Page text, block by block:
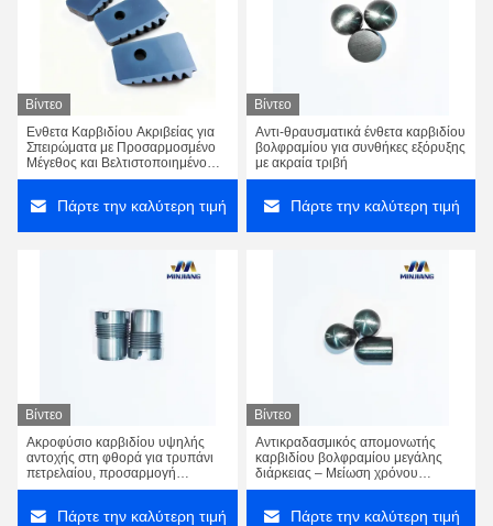
Βίντεο
Ενθετα Καρβιδίου Ακριβείας για
Σπειρώματα με Προσαρμοσμένο
Μέγεθος και Βελτιστοποιημένο
Έλεγχο Τσιπ για Μηχανουργική
Πάρτε την καλύτερη τιμή
Βίντεο
Αντι-θραυσματικά ένθετα καρβιδίου
βολφραμίου για συνθήκες εξόρυξης
με ακραία τριβή
Πάρτε την καλύτερη τιμή
Βίντεο
Ακροφύσιο καρβιδίου υψηλής
αντοχής στη φθορά για τρυπάνι
πετρελαίου, προσαρμογή
αποδεκτή, αντοχή σε εφελκυσμό
Πάρτε την καλύτερη τιμή
Βίντεο
Αντικραδασμικός απομονωτής
καρβιδίου βολφραμίου μεγάλης
διάρκειας – Μείωση χρόνου
διακοπής λειτουργίας & κόστους
Πάρτε την καλύτερη τιμή